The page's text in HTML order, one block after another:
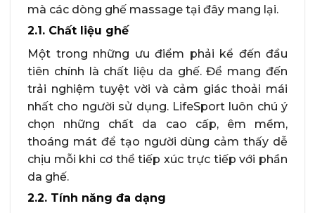
mà các dòng ghế massage tại đây mang lại.
2.1. Chất liệu ghế
Một trong những ưu điểm phải kể đến đầu
tiên chính là chất liệu da ghế. Để mang đến
trải nghiệm tuyệt vời và cảm giác thoải mái
nhất cho người sử dụng. LifeSport luôn chú ý
chọn những chất da cao cấp, êm mềm,
thoáng mát để tạo người dùng cảm thấy dễ
chịu mỗi khi cơ thể tiếp xúc trực tiếp với phần
da ghế.
2.2. Tính năng đa dạng